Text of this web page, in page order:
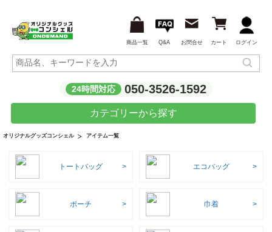
商品一覧 Q&A お問合せ カート ログイン
24時間対応 050-3526-1592
カテゴリーから探す
オリジナルグッズコンシェル アイテム一覧
トートバッグ エコバッグ
ポーチ 巾着